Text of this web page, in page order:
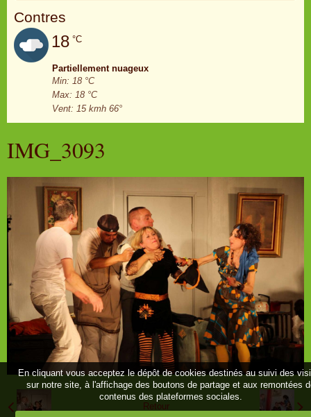
Contres
18 °C
Partiellement nuageux
Min: 18 °C
Max: 18 °C
Vent: 15 kmh 66°
IMG_3093
Retour
En cliquant vous acceptez le dépôt de cookies destinés au suivi des
sur notre site, à l'affichage des boutons de partage et aux remontées
contenus des plateformes sociales.